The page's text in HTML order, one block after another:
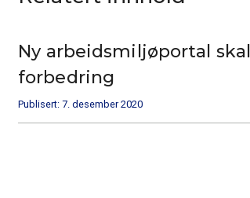
Ny arbeidsmiljøportal
forbedring
Publisert: 7. desember 2020